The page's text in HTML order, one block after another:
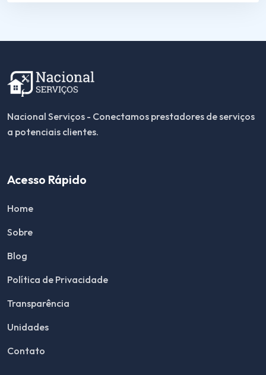
Nacional Serviços - Conectamos prestadores de serviços
a potenciais clientes.
Acesso Rápido
Home
Sobre
Blog
Política de Privacidade
Transparência
Unidades
Contato